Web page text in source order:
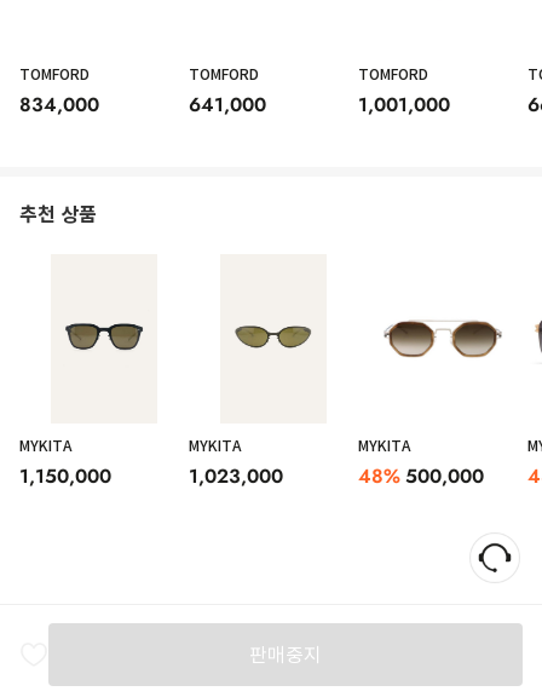
TOMFORD
834,000
TOMFORD
641,000
TOMFORD
1,001,000
추천 상품
MYKITA
1,150,000
MYKITA
1,023,000
MYKITA
48%500,000
판매중지